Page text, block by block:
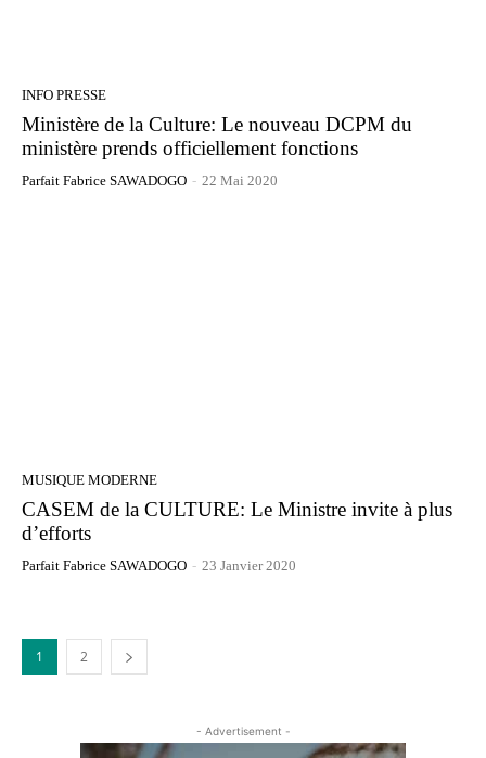
INFO PRESSE
Ministère de la Culture: Le nouveau DCPM du
ministère prends officiellement fonctions
Parfait Fabrice SAWADOGO - 22 Mai 2020
MUSIQUE MODERNE
CASEM de la CULTURE: Le Ministre invite à plus
d’efforts
Parfait Fabrice SAWADOGO - 23 Janvier 2020
1 2
- Advertisement -